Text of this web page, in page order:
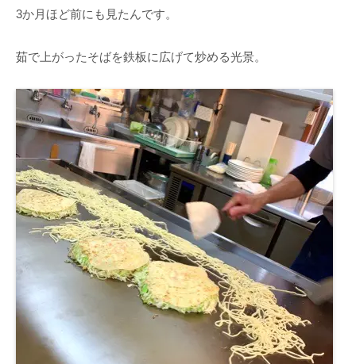
3か月ほど前にも見たんです。
茹で上がったそばを鉄板に広げて炒める光景。